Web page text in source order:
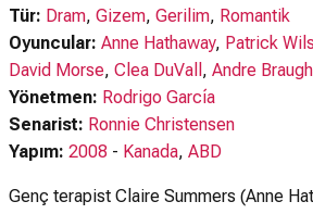
Tür: Dram, Gizem, Gerilim, Romantik
Oyuncular: Anne Hathaway, Patrick
David Morse, Clea DuVall , Andre
Yönetmen: Rodrigo García
Senarist: Ronnie Christensen
Yapım: 2008 - Kanada, ABD
Genç terapist Claire Summers (Anne